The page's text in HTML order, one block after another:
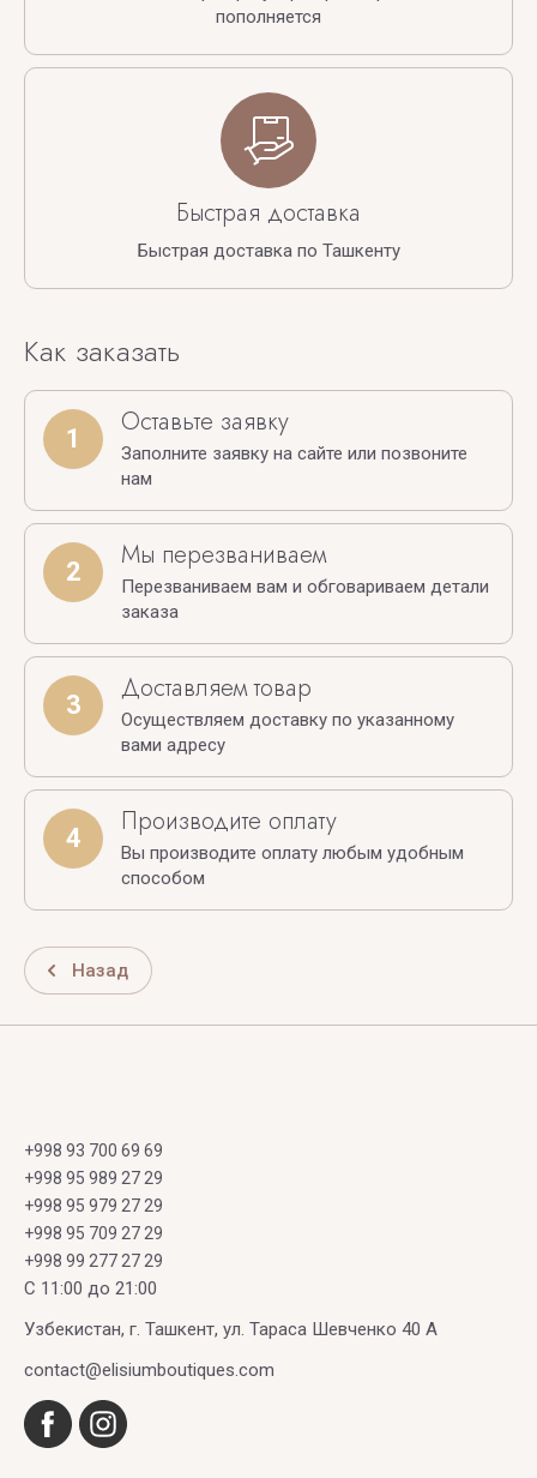
пополняется
Быстрая доставка
Быстрая доставка по Ташкенту
Как заказать
1 Оставьте заявку
Заполните заявку на сайте или позвоните
нам
2 Мы перезваниваем
Перезваниваем вам и обговариваем детали
заказа
3 Доставляем товар
Осуществляем доставку по указанному
вами адресу
4 Производите оплату
Вы производите оплату любым удобным
способом
Назад
+998 93 700 69 69
+998 95 989 27 29
+998 95 979 27 29
+998 95 709 27 29
+998 99 277 27 29
C 11:00 до 21:00
Узбекистан, г. Ташкент, ул. Тараса Шевченко 40 А
contact@elisiumboutiques.com